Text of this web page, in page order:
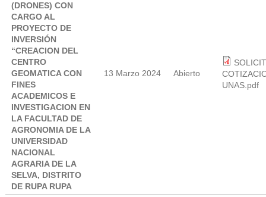
(DRONES) CON
CARGO AL
PROYECTO DE
INVERSIÓN
“CREACION DEL
CENTRO
GEOMATICA CON
FINES
ACADEMICOS E
INVESTIGACION EN
LA FACULTAD DE
AGRONOMIA DE LA
UNIVERSIDAD
NACIONAL
AGRARIA DE LA
SELVA, DISTRITO
DE RUPA RUPA
13 Marzo 2024 Abierto
UNAS.pdf